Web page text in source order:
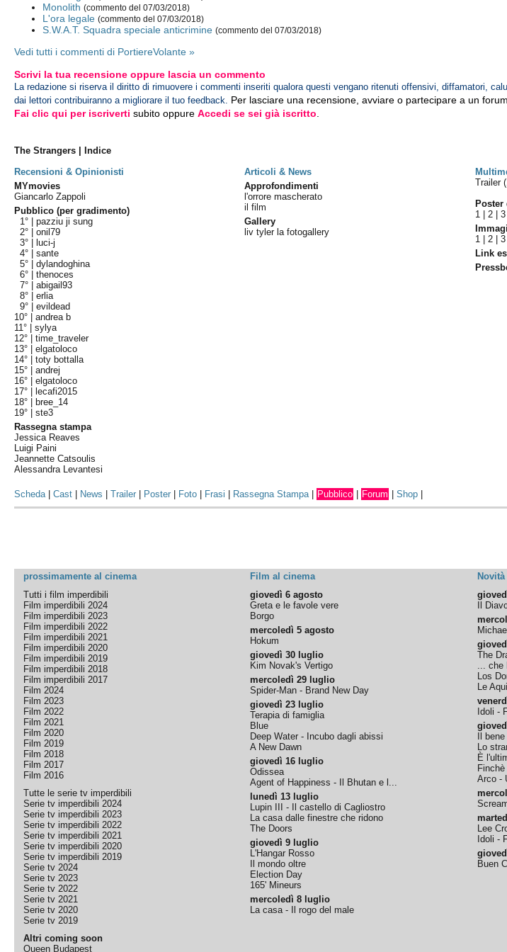
Monolith (commento del 07/03/2018)
L'ora legale (commento del 07/03/2018)
S.W.A.T. Squadra speciale anticrimine (commento del 07/03/2018)
Vedi tutti i commenti di PortiereVolante »
Scrivi la tua recensione oppure lascia un commento
La redazione si riserva il diritto di rimuovere i commenti inseriti qualora questi vengano ritenuti offensivi, diffamatori,
dai lettori contribuiranno a migliorare il tuo feedback. Per lasciare una recensione, avviare o partecipare a un
Fai clic qui per iscriverti subito oppureAccedi se sei già iscritto
The Strangers | Indice
Recensioni & Opinionisti
Articoli & News
MYmovies
Giancarlo Zappoli
Pubblico (per gradimento)
1° |pazziu ji sung
2° |onil79
3° |
luci-j
4° |sante
5° |dylandoghina
6° |thenoces
7° |abigail93
8° |erlia
9° |evildead
10° |andrea b
11° |sylya
12° |time_traveler
13° |elgatoloco
14° |toty bottalla
15° |andrej
16° |elgatoloco
17° |
lecafi2015
18° |
bree_14
19° |ste3
Rassegna stampa
Jessica Reaves
Luigi Paini
Jeannette Catsoulis
Alessandra Levantesi
Approfondimenti
l'orrore mascherato
il film
Gallery
liv tyler la fotogallery
Trailer
Poster
1 |2 |3
1 |2 |3
Link
Scheda|Cast News |Trailer Poster Foto Frasi Rassegna Stampa| Pubblico Forum |Shop
prossimamente al cinema Film al cinema
Tutti i film imperdibili
Film imperdibili 2024
Film imperdibili 2023
Film imperdibili 2022
Film imperdibili 2021
Film imperdibili 2020
Film imperdibili 2019
Film imperdibili 2018
Film imperdibili 2017
Film 2024
Film 2023
Film 2022
Film 2021
Film 2020
Film 2019
Film 2018
Film 2017
Film 2016
Tutte le serie tv imperdibili
Serie tv imperdibili 2024
Serie tv imperdibili 2023
Serie tv imperdibili 2022
Serie tv imperdibili 2021
Serie tv imperdibili 2020
Serie tv imperdibili 2019
Serie tv 2024
Serie tv 2023
Serie tv 2022
Serie tv 2021
Serie tv 2020
Serie tv 2019
Altri coming soon
Queen Budapest
giovedì 6 agosto
Greta e le favole vere
Borgo
mercoledì 5 agosto
Hokum
giovedì 30 luglio
Kim Novak's Vertigo
mercoledì 29 luglio
Spider-Man - Brand New Day
giovedì 23 luglio
Terapia di famiglia
Blue
Deep Water - Incubo dagli abissi
A New Dawn
giovedì 16 luglio
Odissea
Agent of Happiness - Il Bhutan e l...
lunedì 13 luglio
Lupin III - Il castello di Cagliostro
La casa dalle finestre che ridono
The Doors
giovedì 9 luglio
L'Hangar Rosso
Il mondo oltre
Election Day
165' Mineurs
mercoledì 8 luglio
La casa - Il rogo del male
Il
Michael
The
... che
Los
Le
Idoli -
Il
Lo
È
Arco -
Lee
Idoli -
Buen